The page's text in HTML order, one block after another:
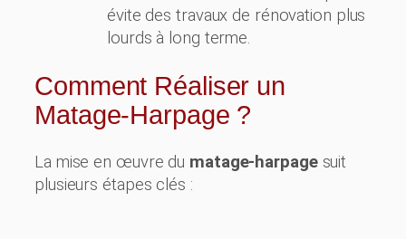
évite des travaux de rénovation plus
lourds à long terme.
Comment Réaliser un
Matage-Harpage ?
La mise en œuvre du matage-harpagesuit
plusieurs étapes clés :